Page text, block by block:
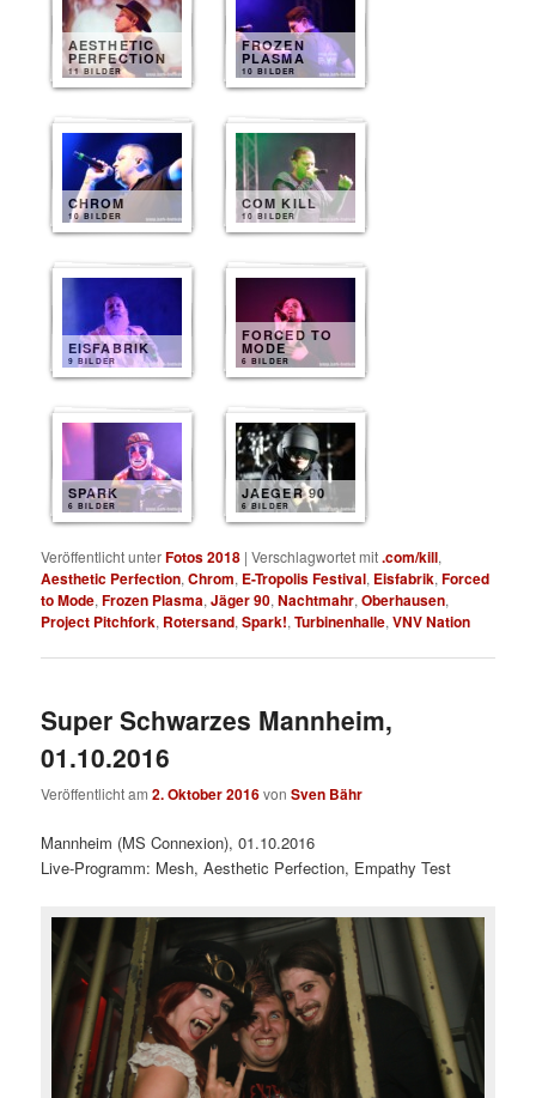
AESTHETIC
PERFECTION
11 BILDER
FROZEN
PLASMA
10 BILDER
CHROM
10 BILDER
COM KILL
10 BILDER
EISFABRIK
9 BILDER
FORCED TO
MODE
6 BILDER
SPARK
6 BILDER
JAEGER 90
6 BILDER
Veröffentlicht unterFotos 2018 |Verschlagwortet mit.com/kill,
Aesthetic Perfection,Chrom, E-Tropolis Festival, Eisfabrik,Forced
to Mode,Frozen Plasma,Jäger 90,Nachtmahr,Oberhausen,
Project Pitchfork, Rotersand,Spark!,Turbinenhalle,VNV Nation
Super Schwarzes Mannheim,
01.10.2016
Veröffentlicht am2. Oktober 2016vonSven Bähr
Mannheim (MS Connexion), 01.10.2016
Live-Programm: Mesh, Aesthetic Perfection, Empathy Test